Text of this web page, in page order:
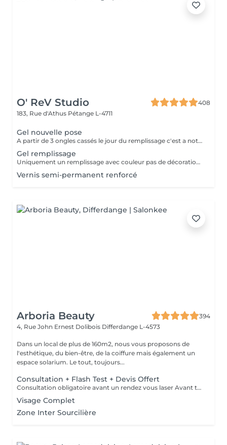
O' ReV Studio
408
183, Rue d'Athus Pétange L-4711
Gel nouvelle pose
A partir de 3 ongles cassés le jour du remplissage c'est a noter une nouvelle pose.
Gel remplissage
Uniquement un remplissage avec couleur pas de décoration inclus.
Vernis semi-permanent renforcé
Arboria Beauty
394
4, Rue John Ernest Dolibois Differdange L-4573
Dans un local de plus de 160m2, nous vous proposons de
l'esthétique, du bien-être, de la coiffure mais également un
espace solarium. Le tout, toujours...
Consultation + Flash Test + Devis Offert
Consultation obligatoire avant un rendez vous laser Avant tout traitement, nous vous proposons gratuitement un rendez-vous d'information afin de vous apporter toutes les explications utiles et évaluer vos besoins spécifiques. Un flash test est effectué et un devis personnalisé vous est proposé.
Visage Complet
Zone Inter Sourcilière